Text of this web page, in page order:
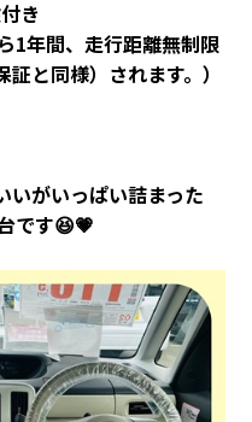
き
1年間、走行距離無制限
と同様）されます。）
いがいっぱい詰まった
です😆💗